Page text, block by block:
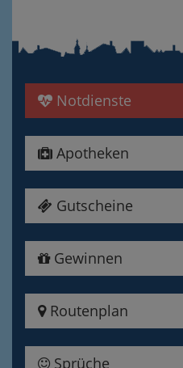
Notdienste
Apotheken
Gutscheine
Gewinnen
Routenplan
Sprüche